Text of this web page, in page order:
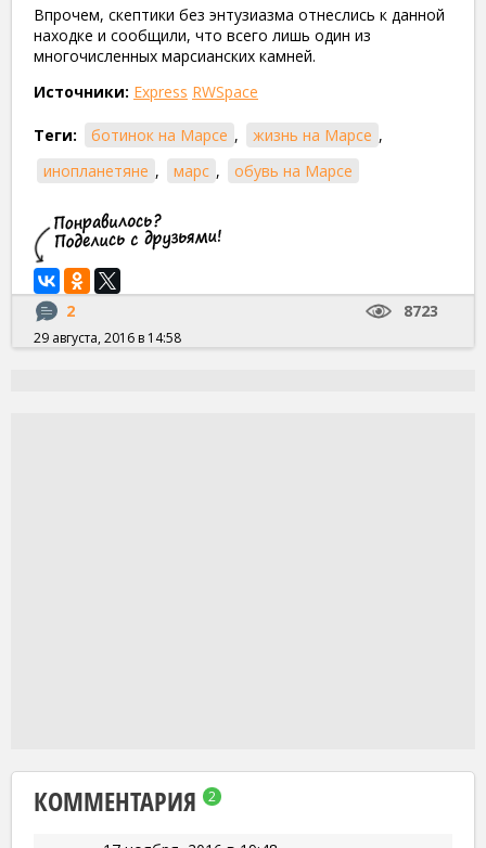
Впрочем, скептики без энтузиазма отнеслись к данной
находке и сообщили, что всего лишь один из
многочисленных марсианских камней.
Источники: Express RWSpace
Теги: ботинок на Марсе , жизнь на Марсе ,
инопланетяне , марс , обувь на Марсе
2 8723
29 августа, 2016 в 14:58
КОММЕНТАРИЯ 2